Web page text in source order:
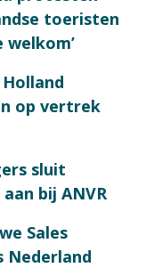
toeristen
op vertrek
sluit
bij ANVR
Sales
Nederland